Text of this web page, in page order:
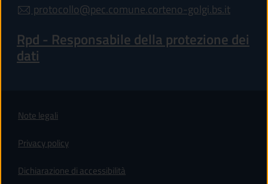
protocollo@pec.comune.corteno-golgi.bs.it
Rpd - Responsabile della protezione dei
dati
Note legali
Privacy policy
Dichiarazione di accessibilità